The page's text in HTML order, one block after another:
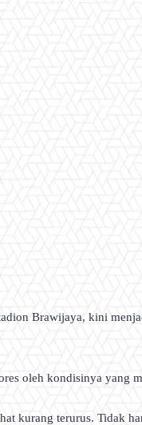
Brawijaya, kini
oleh kondisinya yang
kurang terurus. Tidak